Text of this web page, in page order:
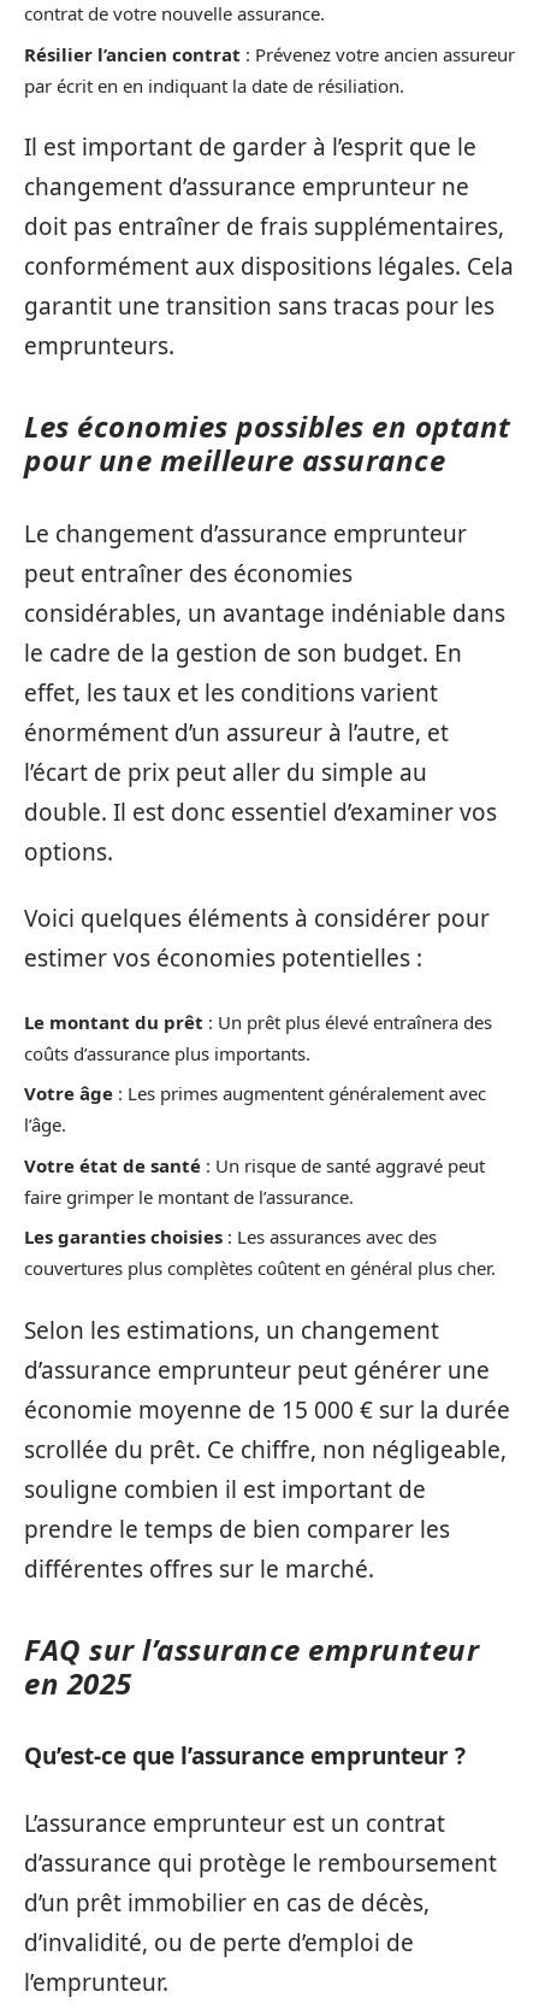
contrat de votre nouvelle assurance.
Résilier l’ancien contrat : Prévenez votre ancien assureur
par écrit en en indiquant la date de résiliation.
Il est important de garder à l’esprit que le
changement d’assurance emprunteur ne
doit pas entraîner de frais supplémentaires,
conformément aux dispositions légales. Cela
garantit une transition sans tracas pour les
emprunteurs.
Les économies possibles en optant
pour une meilleure assurance
Le changement d’assurance emprunteur
peut entraîner des économies
considérables, un avantage indéniable dans
le cadre de la gestion de son budget. En
effet, les taux et les conditions varient
énormément d’un assureur à l’autre, et
l’écart de prix peut aller du simple au
double. Il est donc essentiel d’examiner vos
options.
Voici quelques éléments à considérer pour
estimer vos économies potentielles :
Le montant du prêt : Un prêt plus élevé entraînera des
coûts d’assurance plus importants.
Votre âge : Les primes augmentent généralement avec
l’âge.
Votre état de santé : Un risque de santé aggravé peut
faire grimper le montant de l’assurance.
Les garanties choisies : Les assurances avec des
couvertures plus complètes coûtent en général plus cher.
Selon les estimations, un changement
d’assurance emprunteur peut générer une
économie moyenne de 15 000 € sur la durée
scrollée du prêt. Ce chiffre, non négligeable,
souligne combien il est important de
prendre le temps de bien comparer les
différentes offres sur le marché.
FAQ sur l’assurance emprunteur
en 2025
Qu’est-ce que l’assurance emprunteur ?
L’assurance emprunteur est un contrat
d’assurance qui protège le remboursement
d’un prêt immobilier en cas de décès,
d’invalidité, ou de perte d’emploi de
l’emprunteur.